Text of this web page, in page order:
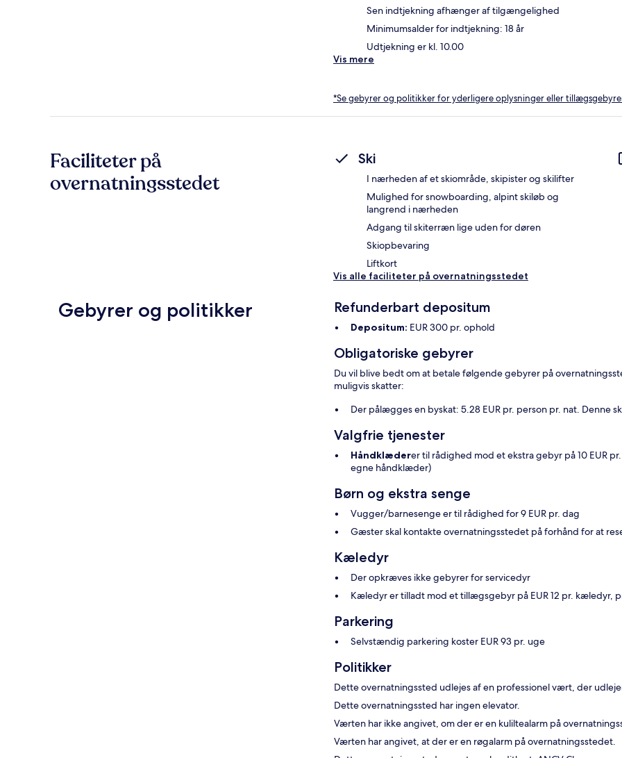
Sen indtjekning afhænger af tilgængelighed
Minimumsalder for indtjekning: 18 år
Udtjekning er kl. 10.00
Vis mere
*Se gebyrer og politikker for yderligere oplysninger eller
Faciliteter på
overnatningsstedet
Ski
I nærheden af et skiområde, skipister og skilifter
Mulighed for snowboarding, alpint skiløb og
langrend i nærheden
Adgang til skiterræn lige uden for døren
Skiopbevaring
Liftkort
Vis alle faciliteter på overnatningsstedet
Gebyrer og politikker Refunderbart depositum
Depositum: EUR 300 pr. ophold
Obligatoriske gebyrer
Du vil blive bedt om at betale følgende gebyrer på
muligvis skatter:
Der pålægges en byskat: 5.28 EUR pr. person pr. nat. Denne
Valgfrie tjenester
Håndklæderer til rådighed mod et ekstra gebyr på 10 EUR
egne håndklæder)
Børn og ekstra senge
Vugger/barnesenge er til rådighed for 9 EUR pr. dag
Gæster skal kontakte overnatningsstedet på forhånd for at
Kæledyr
Der opkræves ikke gebyrer for servicedyr
Kæledyr er tilladt mod et tillægsgebyr på EUR 12 pr. kæledyr,
Parkering
Selvstændig parkering koster EUR 93 pr. uge
Politikker
Dette overnatningssted udlejes af en professionel vært, der
Dette overnatningssted har ingen elevator.
Værten har ikke angivet, om der er en kuliltealarm på
Værten har angivet, at der er en røgalarm på overnatningsstedet.